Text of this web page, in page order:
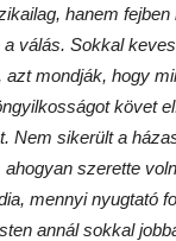
hanem
válás. Sokkal
azt mondják, hogy
követ
Nem sikerült a
szerette
mennyi nyugtató
annál sokkal